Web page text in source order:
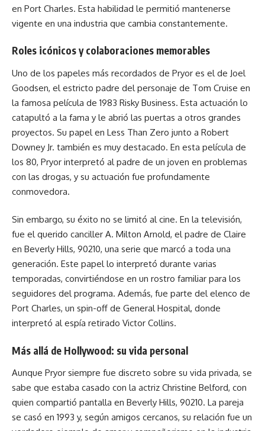
en Port Charles. Esta habilidad le permitió mantenerse
vigente en una industria que cambia constantemente.
Roles icónicos y colaboraciones memorables
Uno de los papeles más recordados de Pryor es el de Joel
Goodsen, el estricto padre del personaje de Tom Cruise en
la famosa película de 1983 Risky Business. Esta actuación lo
catapultó a la fama y le abrió las puertas a otros grandes
proyectos. Su papel en Less Than Zero junto a Robert
Downey Jr. también es muy destacado. En esta película de
los 80, Pryor interpretó al padre de un joven en problemas
con las drogas, y su actuación fue profundamente
conmovedora.
Sin embargo, su éxito no se limitó al cine. En la televisión,
fue el querido canciller A. Milton Arnold, el padre de Claire
en Beverly Hills, 90210, una serie que marcó a toda una
generación. Este papel lo interpretó durante varias
temporadas, convirtiéndose en un rostro familiar para los
seguidores del programa. Además, fue parte del elenco de
Port Charles, un spin-off de General Hospital, donde
interpretó al espía retirado Victor Collins.
Más allá de Hollywood: su vida personal
Aunque Pryor siempre fue discreto sobre su vida privada, se
sabe que estaba casado con la actriz Christine Belford, con
quien compartió pantalla en Beverly Hills, 90210. La pareja
se casó en 1993 y, según amigos cercanos, su relación fue un